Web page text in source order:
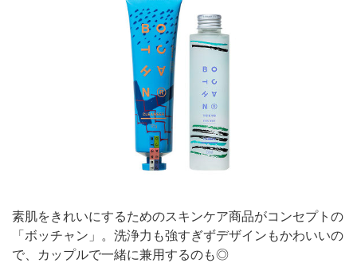
素肌をきれいにするためのスキンケア商品がコンセプトの
「ボッチャン」。洗浄力も強すぎずデザインもかわいいの
で、カップルで一緒に兼用するのも◎